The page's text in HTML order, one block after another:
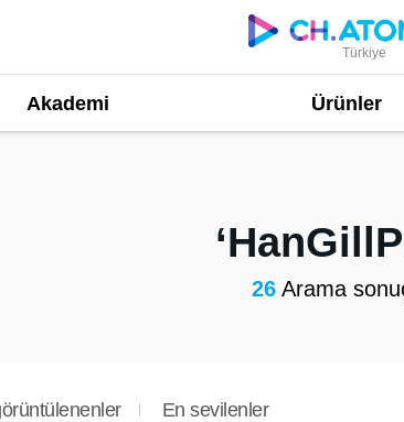
Türkiye
Akademi Ürünler
26Arama
En sevilenler